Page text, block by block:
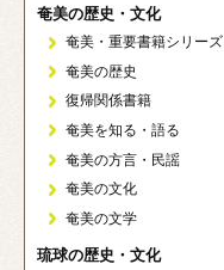
奄美の歴史・文化
奄美・重要書籍シリーズ
奄美の歴史
復帰関係書籍
奄美を知る・語る
奄美の方言・民謡
奄美の文化
奄美の文学
琉球の歴史・文化